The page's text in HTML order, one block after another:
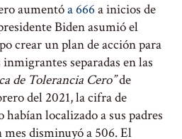
aumentóa 666a inicios de
Biden asumió el
crear un plan de acción para
separadas en las
de Tolerancia Cero”de
del 2021, la cifra de
habían localizado a sus padres
mes disminuyó a 506. El